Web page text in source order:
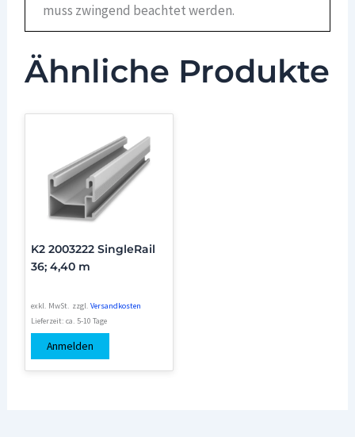
muss zwingend beachtet werden.
Ähnliche Produkte
K2 2003222 SingleRail
36; 4,40 m
exkl. MwSt. zzgl.Versandkosten
Lieferzeit:ca. 5-10 Tage
Anmelden